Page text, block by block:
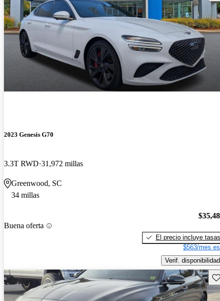
2023 Genesis G70
3.3T RWD 31,972 millas
Greenwood, SC
34 millas
Buena oferta
El precio incluye tasas
$563/mes
Verif. disponibilidad